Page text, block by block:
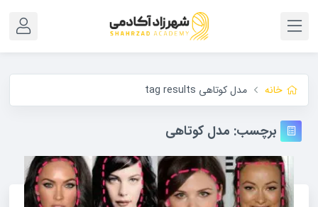
خانه مدل کوتاهی tag results
برچسب: مدل کوتاهی